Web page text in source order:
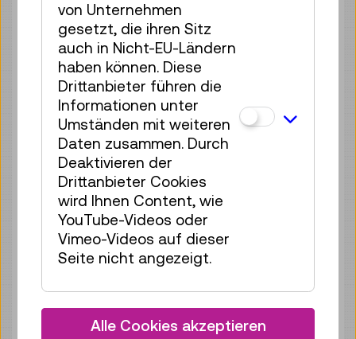
Reservierung Kinderbereich
40 Plätze frei
€ 2,50
Mo 10.08. 15:00 –15:40
Reservierung Kinderbereich
40 Plätze frei
€ 2,50
Mo 10.08. 16:00 –16:40
Reservierung Kinderbereich
34 Plätze frei
€ 2,50
Mo 10.08.
Reservierung Kinderbereich
40 Plätze frei
von Unternehmen
gesetzt, die ihren Sitz
auch in Nicht-EU-Ländern
haben können. Diese
Drittanbieter führen die
Informationen unter
Umständen mit weiteren
Daten zusammen. Durch
Deaktivieren der
Drittanbieter Cookies
wird Ihnen Content, wie
YouTube-Videos oder
Vimeo-Videos auf dieser
Seite nicht angezeigt.
Alle Cookies akzeptieren